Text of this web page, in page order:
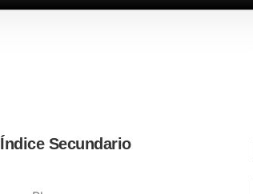
Índice Secundario